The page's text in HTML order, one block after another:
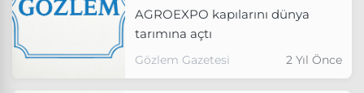
AGROEXPO kapılarını dünya
tarımına açtı
Gözlem Gazetesi 2 Yıl Önce